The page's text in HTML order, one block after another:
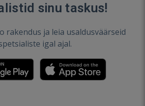
sinu taskus!
rakendus ja leia usaldusväärseid
igal ajal.